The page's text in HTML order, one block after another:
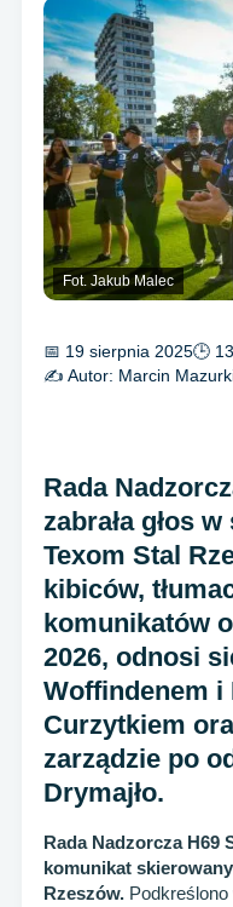
Fot. Jakub Malec
📅 19 sierpnia 2025🕒
✍️ Autor: Marcin
Rada
zabrała głos
Texom Stal
kibiców,
komunikatów
2026, odnosi
Woffindenem i
Curzytkiem
zarządzie po
Drymajło.
Rada Nadzorcza H69
komunikat
Rzeszów.